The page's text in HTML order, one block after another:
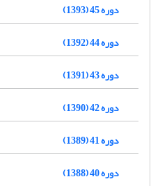
دوره 45 (1393)
دوره 44 (1392)
دوره 43 (1391)
دوره 42 (1390)
دوره 41 (1389)
دوره 40 (1388)